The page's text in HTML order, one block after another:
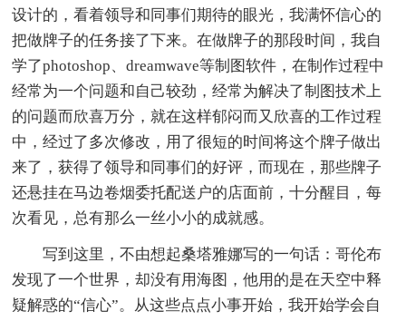
设计的，看着领导和同事们期待的眼光，我满怀信心的
把做牌子的任务接了下来。在做牌子的那段时间，我自
学了photoshop、dreamwave等制图软件，在制作过程中
经常为一个问题和自己较劲，经常为解决了制图技术上
的问题而欣喜万分，就在这样郁闷而又欣喜的工作过程
中，经过了多次修改，用了很短的时间将这个牌子做出
来了，获得了领导和同事们的好评，而现在，那些牌子
还悬挂在马边卷烟委托配送户的店面前，十分醒目，每
次看见，总有那么一丝小小的成就感。
写到这里，不由想起桑塔雅娜写的一句话：哥伦布
发现了一个世界，却没有用海图，他用的是在天空中释
疑解惑的“信心”。从这些点点小事开始，我开始学会自